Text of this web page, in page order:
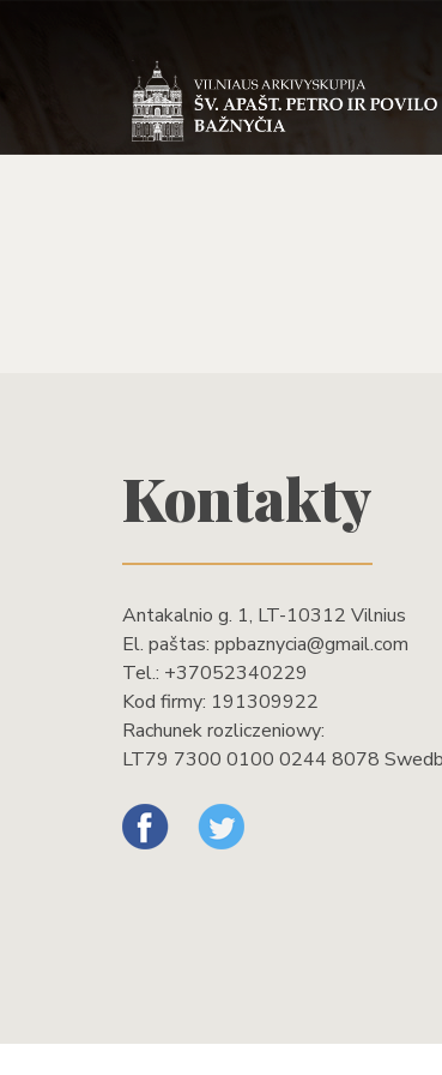
Kontakty
Antakalnio g. 1, LT-10312 Vilnius
El. paštas: ppbaznycia@gmail.com
Tel.: +37052340229
Kod firmy: 191309922
Rachunek rozliczeniowy:
LT79 7300 0100 0244 8078